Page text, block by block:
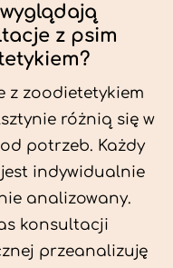
z psim
z zoodietetykiem
różnią się w
potrzeb. Każdy
indywidualnie
analizowany.
konsultacji
przeanalizuję